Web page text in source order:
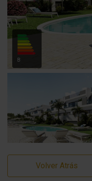
B
Volver Atrás